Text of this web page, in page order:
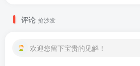
评论 抢沙发
欢迎您留下宝贵的见解！